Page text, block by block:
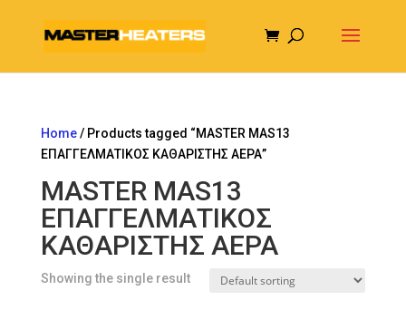
Home/ Products tagged “MASTER MAS13
ΕΠΑΓΓΕΛΜΑΤΙΚΟΣ ΚΑΘΑΡΙΣΤΗΣ ΑΕΡΑ”
MASTER MAS13
ΕΠΑΓΓΕΛΜΑΤΙΚΟΣ
ΚΑΘΑΡΙΣΤΗΣ ΑΕΡΑ
Showing the single result